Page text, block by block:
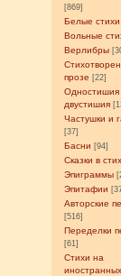
[869]
Белые стихи
Вольные
Верлибры
прозе [22]
Одностишия
двустишия
Частушки и
[37]
Басни [94]
Сказки в
Эпиграммы
Эпитафии
Авторские
[516]
Переделки
[61]
Стихи на